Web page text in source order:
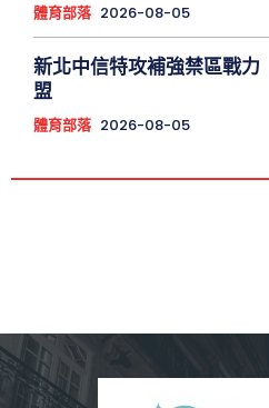
體育部落 2026-08-05
新北中信特攻補強禁區戰
盟
體育部落 2026-08-05